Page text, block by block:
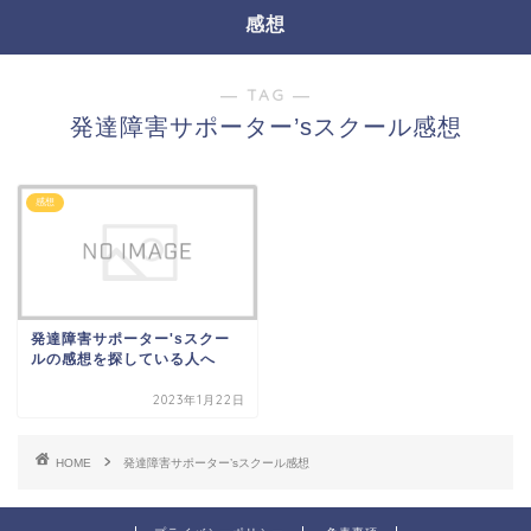
感想
― TAG ―
発達障害サポーター’sスクール感想
感想
発達障害サポーター'sスクー
ルの感想を探している人へ
2023年1月22日
HOME 発達障害サポーター’sスクール感想